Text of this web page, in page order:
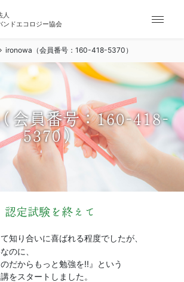
ナ
ー
シ
ョ
ン
メ
ニ
ー
ironowa（会員番号：160-418-5370）
会員番号：160-418-
5370）
認定試験を終えて
知り合いに喜ばれる程度でしたが、
のに、
だからもっと勉強を!!』という
をスタートしました。